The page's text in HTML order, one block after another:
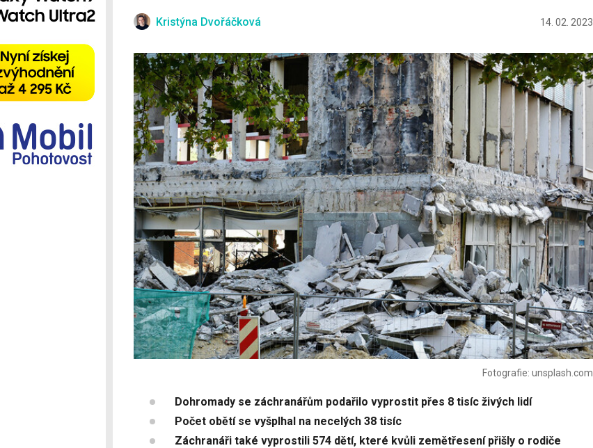
Kristýna Dvořáčková 14. 02. 2023
Fotografie: unsplash.com
Dohromady se záchranářům podařilo vyprostit přes 8 tisíc živých lidí
Počet obětí se vyšplhal na necelých 38 tisíc
Záchranáři také vyprostili 574 dětí, které kvůli zemětřesení přišly o rodiče